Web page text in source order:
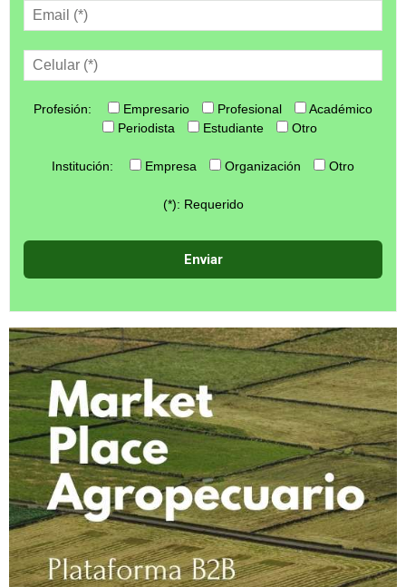
Profesión: Empresario Profesional
Académico
Periodista
Estudiante Otro
Institución: Empresa Organización Otro
(*): Requerido